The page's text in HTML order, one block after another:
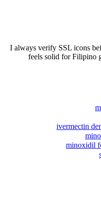
I always verify SSL icons
feels solid for Filipino
ivermectin
minoxidil